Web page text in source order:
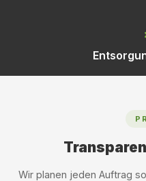
Wir planen jeden Auftrag